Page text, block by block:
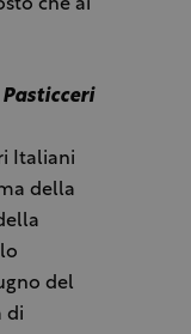
che ai
Italiani
della
del
di